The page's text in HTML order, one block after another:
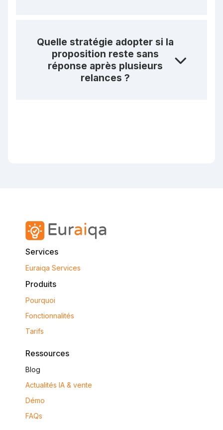
Quelle stratégie adopter si la
proposition reste sans
réponse après plusieurs
relances ?
Services
Euraiqa Services
Produits
Pourquoi
Fonctionnalités
Tarifs
Ressources
Blog
Actualités IA & vente
Démo
FAQs